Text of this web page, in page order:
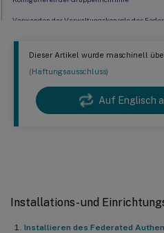
Dieser Artikel wurde maschinell
(Haftungsausschluss)
Auf Englisch
Installations- und
Installieren des Federated
Verwenden der Verwaltungskonsole des
Zertifikatvorlagen bereitstellen
Regeln konfigurieren